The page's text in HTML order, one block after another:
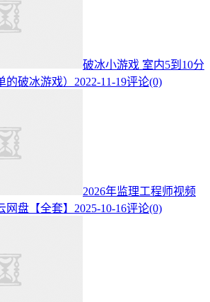
破冰小游戏 室内5到10分
破冰游戏） 2022-11-19评论(0)
2026年监理工程师视频
盘【全套】 2025-10-16评论(0)